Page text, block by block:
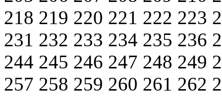
218 219 220 221 222 223
231 232 233 234 235 236
244 245 246 247 248 249
257 258 259 260 261 262